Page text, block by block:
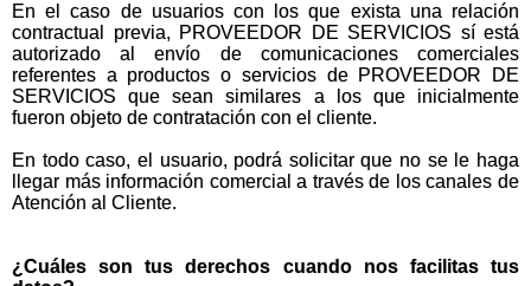
En el caso de usuarios con los que exista una relación
contractual previa, PROVEEDOR DE SERVICIOS sí está
autorizado al envío de comunicaciones comerciales
referentes a productos o servicios de PROVEEDOR DE
SERVICIOS que sean similares a los que inicialmente
fueron objeto de contratación con el cliente.
En todo caso, el usuario, podrá solicitar que no se le haga
llegar más información comercial a través de los canales de
Atención al Cliente.
¿Cuáles son tus derechos cuando nos facilitas tus